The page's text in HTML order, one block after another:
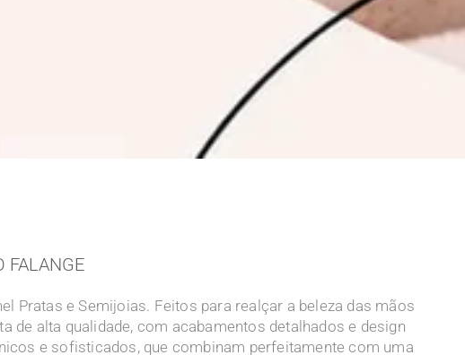
FALANGE
Pratas e Semijoias. Feitos para realçar a beleza das mãos
alta qualidade, com acabamentos detalhados e design
e sofisticados, que combinam perfeitamente com uma